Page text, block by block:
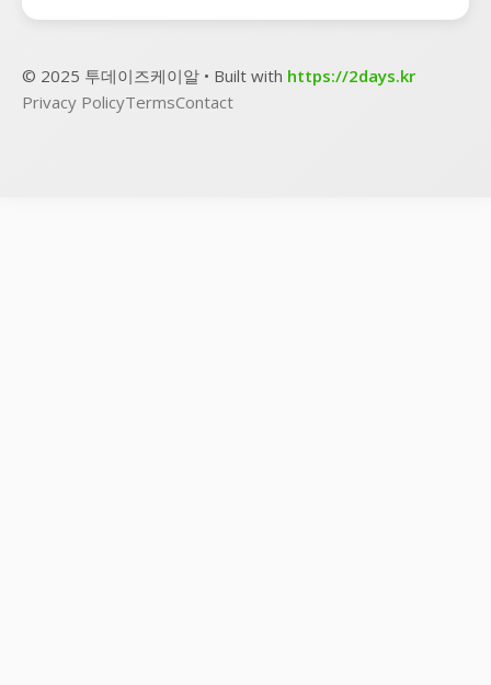
© 2025 투데이즈케이알 • Built with https://2days.kr
Privacy PolicyTermsContact